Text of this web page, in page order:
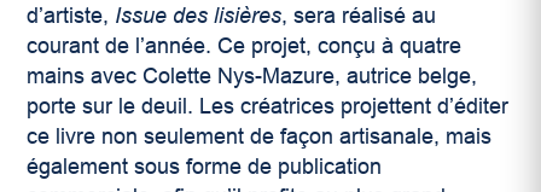
d’artiste, Issue des lisières, sera réalisé au
courant de l’année. Ce projet, conçu à quatre
mains avec Colette Nys-Mazure, autrice belge,
porte sur le deuil. Les créatrices projettent d’éditer
ce livre non seulement de façon artisanale, mais
également sous forme de publication